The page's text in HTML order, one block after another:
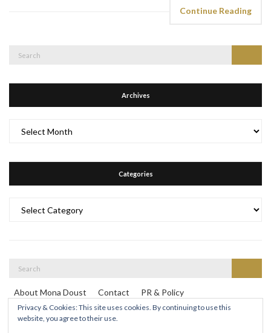
Continue Reading
Archives
Categories
About Mona Doust Contact
PR & Policy
Travel destinations
Privacy & Cookies: This site uses cookies. By continuing to use this
website, you agree to their use.